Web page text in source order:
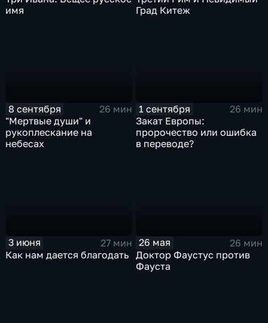
имя
Град Китеж
8 сентября
26 мин
"Мертвые души" и
рукоплескание на
небесах
1 сентября
26 мин
Закат Европы:
пророчество или ошибка
в переводе?
3 июня
27 мин
Как нам дается благодать
26 мая
26 мин
Доктор Фаустус против
Фауста